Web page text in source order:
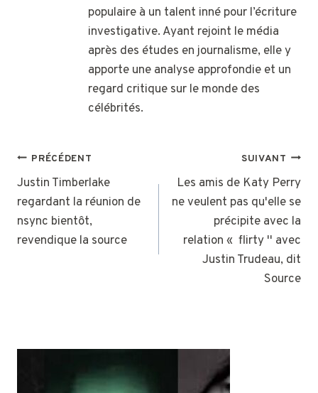
populaire à un talent inné pour l’écriture
investigative. Ayant rejoint le média
après des études en journalisme, elle y
apporte une analyse approfondie et un
regard critique sur le monde des
célébrités.
NAVIGATION
DE
L’ARTICLE
PRÉCÉDENT
Justin Timberlake
regardant la réunion de
nsync bientôt,
revendique la source
SUIVANT
Les amis de Katy Perry
ne veulent pas qu'elle se
précipite avec la
relation « flirty '' avec
Justin Trudeau, dit
Source